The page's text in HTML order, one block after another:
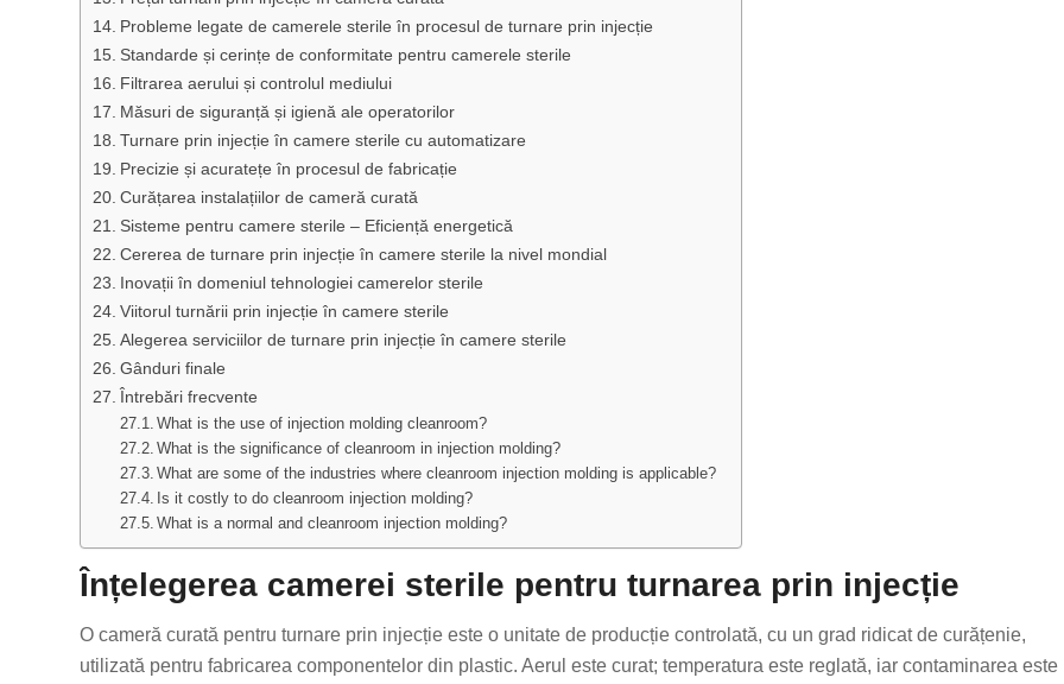
Probleme legate de camerele sterile în procesul de turnare prin injecție
Standarde și cerințe de conformitate pentru camerele sterile
Filtrarea aerului și controlul mediului
Măsuri de siguranță și igienă ale operatorilor
Turnare prin injecție în camere sterile cu automatizare
Precizie și acuratețe în procesul de fabricație
Curățarea instalațiilor de cameră curată
Sisteme pentru camere sterile – Eficiență energetică
Cererea de turnare prin injecție în camere sterile la nivel mondial
Inovații în domeniul tehnologiei camerelor sterile
Viitorul turnării prin injecție în camere sterile
Alegerea serviciilor de turnare prin injecție în camere sterile
Gânduri finale
Întrebări frecvente
What is the use of injection molding cleanroom?
What is the significance of cleanroom in injection molding?
What are some of the industries where cleanroom injection molding is applicable?
Is it costly to do cleanroom injection molding?
What is a normal and cleanroom injection molding?
Înțelegerea camerei sterile pentru turnarea prin injecție
O cameră curată pentru turnare prin injecție este o unitate de producție controlată, cu un grad ridicat de curățenie,
utilizată pentru fabricarea componentelor din plastic. Aerul este curat; temperatura este reglată, iar contaminarea este